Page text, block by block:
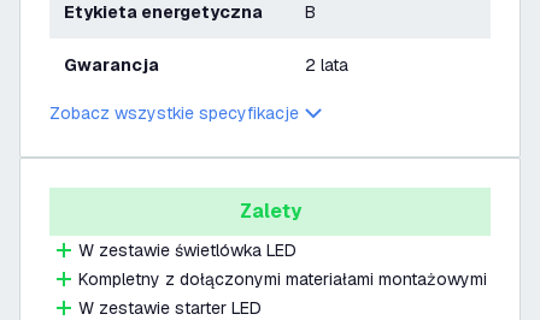
Etykieta energetyczna B
Gwarancja 2 lata
Zobacz wszystkie specyfikacje
Zalety
W zestawie świetlówka LED
Kompletny z dołączonymi materiałami montażowymi
W zestawie starter LED